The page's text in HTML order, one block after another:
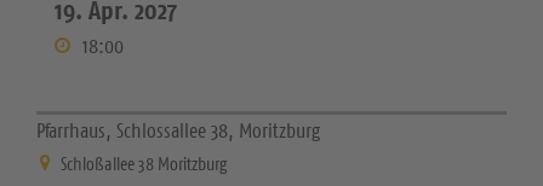
19. Apr. 2027
18:00
Pfarrhaus, Schlossallee 38, Moritzburg
Schloßallee 38 Moritzburg